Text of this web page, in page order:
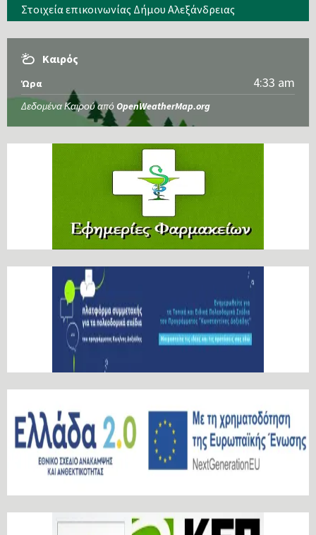
Στοιχεία επικοινωνίας Δήμου Αλεξάνδρειας
Καιρός
Ώρα 4:33 am
Δεδομένα Καιρού από OpenWeatherMap.org